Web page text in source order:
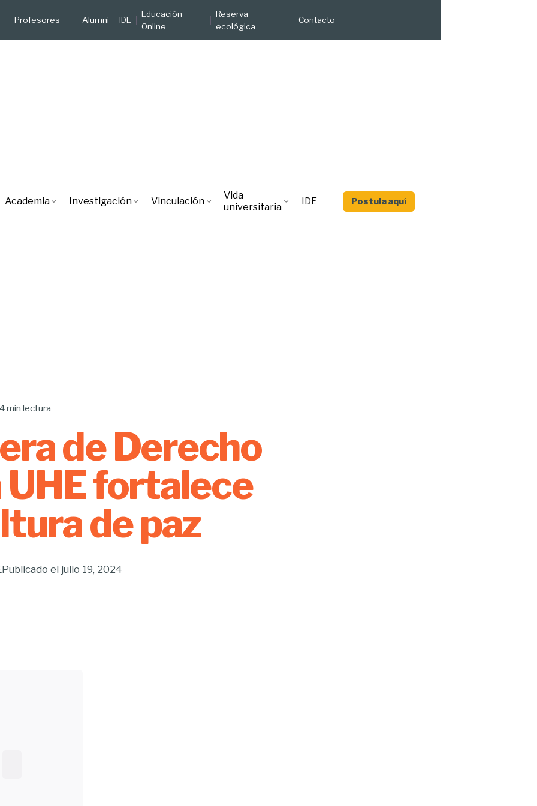
Profesores Alumni IDE
Educación
Online
Reserva
ecológica
Contacto
Academia Investigación Vinculación
Vida
universitaria
IDE Postula aquí
4 min lectura
de Derecho
UHE fortalece
de paz
Publicado el julio 19, 2024